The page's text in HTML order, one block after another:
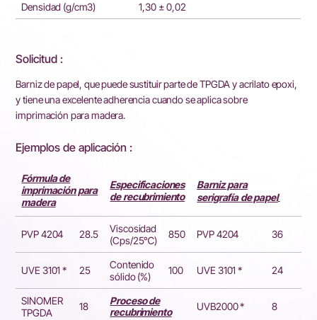
Densidad (g/cm3) 1,30 ± 0,02
Solicitud :
Barniz de papel, que puede sustituir parte de TPGDA y acrilato epoxi,
y tiene una excelente adherencia cuando se aplica sobre
imprimación para madera.
Ejemplos de aplicación :
Fórmula de
imprimación para
madera
Especificaciones
de recubrimiento
Barniz para
serigrafíade papel
PVP 4204 28.5
Viscosidad
(Cps/25℃)
850 PVP 4204 36
UVE 3101 * 25
Contenido
sólido (%)
100 UVE 3101 * 24
SINOMER
TPGDA
18
Proceso de
recubrimiento
UVB2000 * 8